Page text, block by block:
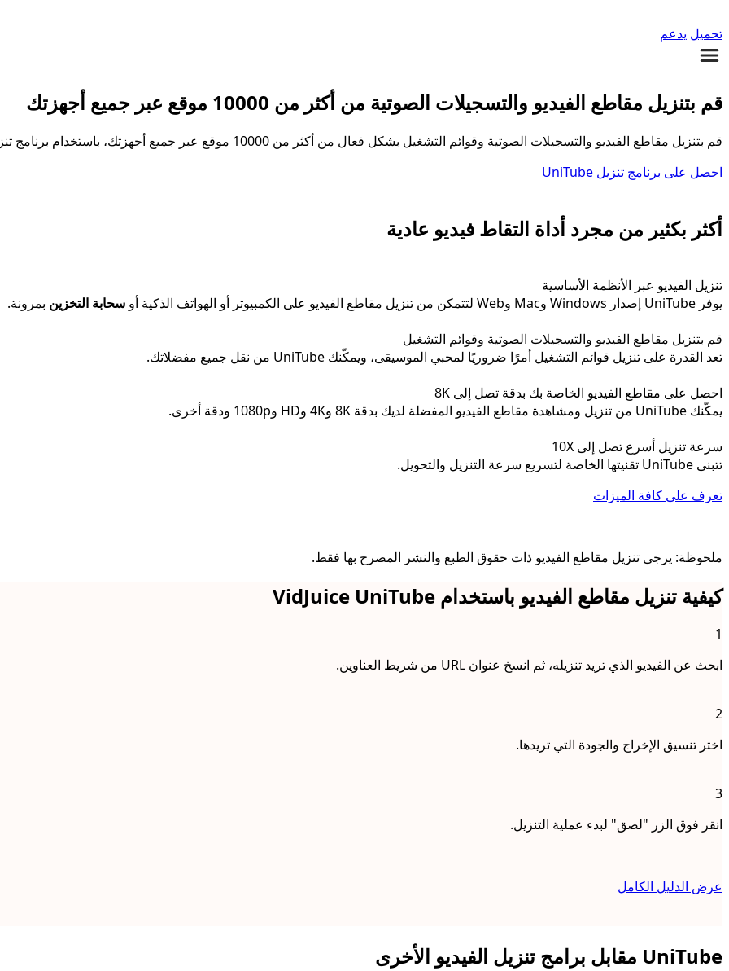
تحميل يدعم
قم بتنزيل مقاطع الفيديو والتسجيلات الصوتية من أكثر من 10000 موقع عبر جميع أجهزتك
قم بتنزيل مقاطع الفيديو والتسجيلات الصوتية وقوائم التشغيل بشكل فعال من أكثر من 10000 موقع عبر جميع أجهزتك، باستخدام برنامج تنزيل الفيديو على الويب وسطح المكتب من UniTube!
احصل على برنامج تنزيل UniTube
أكثر بكثير من مجرد أداة التقاط فيديو عادية
تنزيل الفيديو عبر الأنظمة الأساسية
يوفر UniTube إصدار Windows وMac وWeb لتتمكن من تنزيل مقاطع الفيديو على الكمبيوتر أو الهواتف الذكية أو
سحابة التخزين بمرونة.
قم بتنزيل مقاطع الفيديو والتسجيلات الصوتية وقوائم التشغيل
تعد القدرة على تنزيل قوائم التشغيل أمرًا ضروريًا لمحبي الموسيقى، ويمكّنك UniTube من نقل جميع مفضلاتك.
احصل على مقاطع الفيديو الخاصة بك بدقة تصل إلى 8K
يمكّنك UniTube من تنزيل ومشاهدة مقاطع الفيديو المفضلة لديك بدقة 8K و4K وHD و1080p ودقة أخرى.
سرعة تنزيل أسرع تصل إلى 10X
تتبنى UniTube تقنيتها الخاصة لتسريع سرعة التنزيل والتحويل.
تعرف على كافة الميزات
ملحوظة: يرجى تنزيل مقاطع الفيديو ذات حقوق الطبع والنشر المصرح بها فقط.
كيفية تنزيل مقاطع الفيديو باستخدام VidJuice UniTube
1
ابحث عن الفيديو الذي تريد تنزيله، ثم انسخ عنوان URL من شريط العناوين.
2
اختر تنسيق الإخراج والجودة التي تريدها.
3
انقر فوق الزر "لصق" لبدء عملية التنزيل.
عرض الدليل الكامل
UniTube مقابل برامج تنزيل الفيديو الأخرى